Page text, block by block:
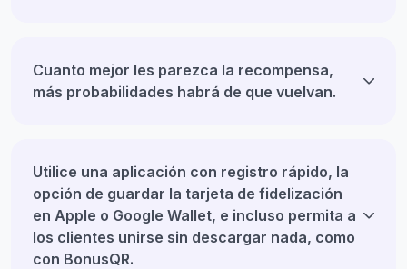
Cuanto mejor les parezca la recompensa,
más probabilidades habrá de que vuelvan.
Utilice una aplicación con registro rápido, la
opción de guardar la tarjeta de fidelización
en Apple o Google Wallet, e incluso permita a
los clientes unirse sin descargar nada, como
con BonusQR.